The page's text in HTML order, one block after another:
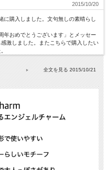
も着けられる
2015/10/20
に購入しました。文句無しの素晴らし
年おめでとうございます」とメッセー
激しました。またこちらで購入したい
2015/10/21